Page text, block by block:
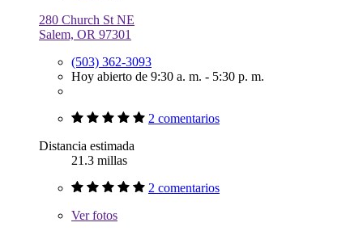
280 Church St NE
Salem, OR 97301
(503) 362-3093
Hoy abierto de 9:30 a. m. - 5:30 p. m.
2 comentarios
Distancia estimada
21.3 millas
2 comentarios
Verfotos